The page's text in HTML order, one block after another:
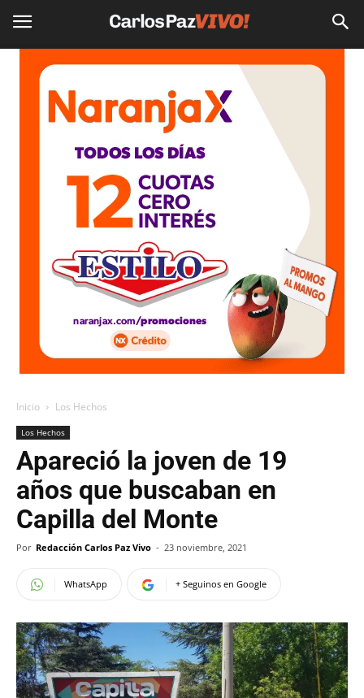
Inicio Los Hechos
Los Hechos
Apareció la joven de 19
años que buscaban en
Capilla del Monte
Por Redacción Carlos Paz Vivo - 23 noviembre, 2021
WhatsApp + Seguinos en Google